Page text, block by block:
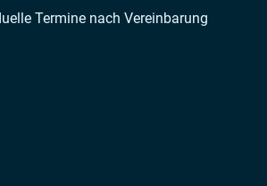
Termine nach Vereinbarung